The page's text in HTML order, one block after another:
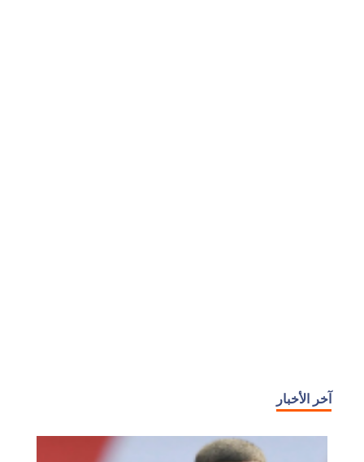
آخر الأخبار